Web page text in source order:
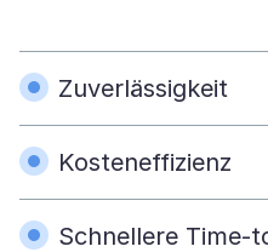
Zuverlässigkeit
Kosteneffizienz
Schnellere Time-